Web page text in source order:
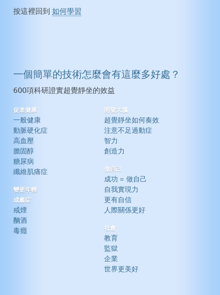
按這裡回到如何學習
一個簡單的技術怎麼會有這麼多好處？
600項科研證實超覺靜坐的效益
促進健康
一般健康
動脈硬化症
高血壓
膽固醇
糖尿病
纖維肌痛症
變更年輕
成癒症
戒煙
酗酒
毒癮
開發大腦
超覺靜坐如何奏效
注意不足過動症
智力
創造力
做自己
成功 = 做自己
自我實現力
更有自信
人際關係更好
社會
教育
監獄
企業
世界更美好